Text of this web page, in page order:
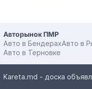
Авторынок ПМР
Авто в БендерахАвто в
Авто в Терновке
Kareta.md - доска